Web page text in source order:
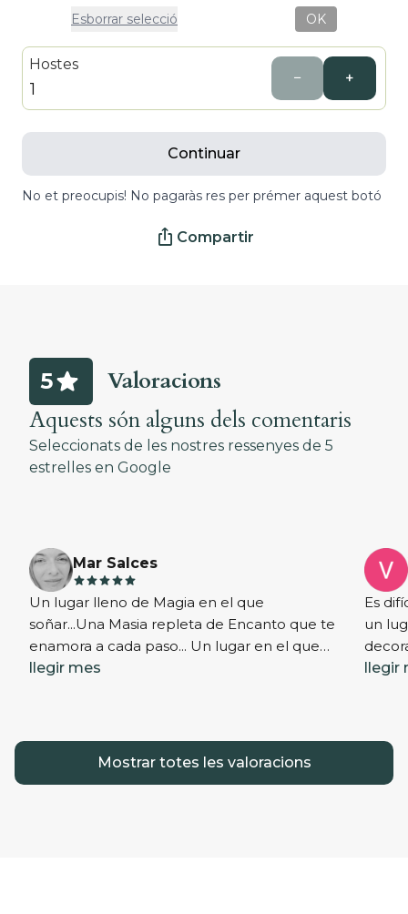
Esborrar selecció OK
Hostes
− +
Continuar
No et preocupis! No pagaràs res per prémer aquest botó
ios_share Compartir
5
Valoracions
Aquests són alguns dels comentaris
Seleccionats de les nostres ressenyes de 5
estrelles en Google
Mar Salces
starstarstarstarstar
Un lugar lleno de Magia en el que
soñar...Una Masia repleta de Encanto que te
enamora a cada paso... Un lugar en el que
refugiarse del "ruido" de las abarrotadas
Enamorarse de nuevo de cada segundo
llegir mes
Es
un
llegir
Mostrar totes les valoracions